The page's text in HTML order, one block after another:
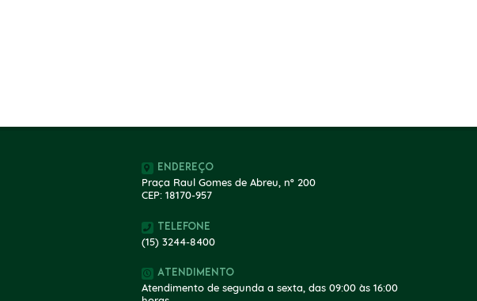
Endereço
Praça Raul Gomes de Abreu, nº 200
CEP: 18170-957
Telefone
(15) 3244-8400
Atendimento
Atendimento de segunda a sexta, das 09:00 às 16:00